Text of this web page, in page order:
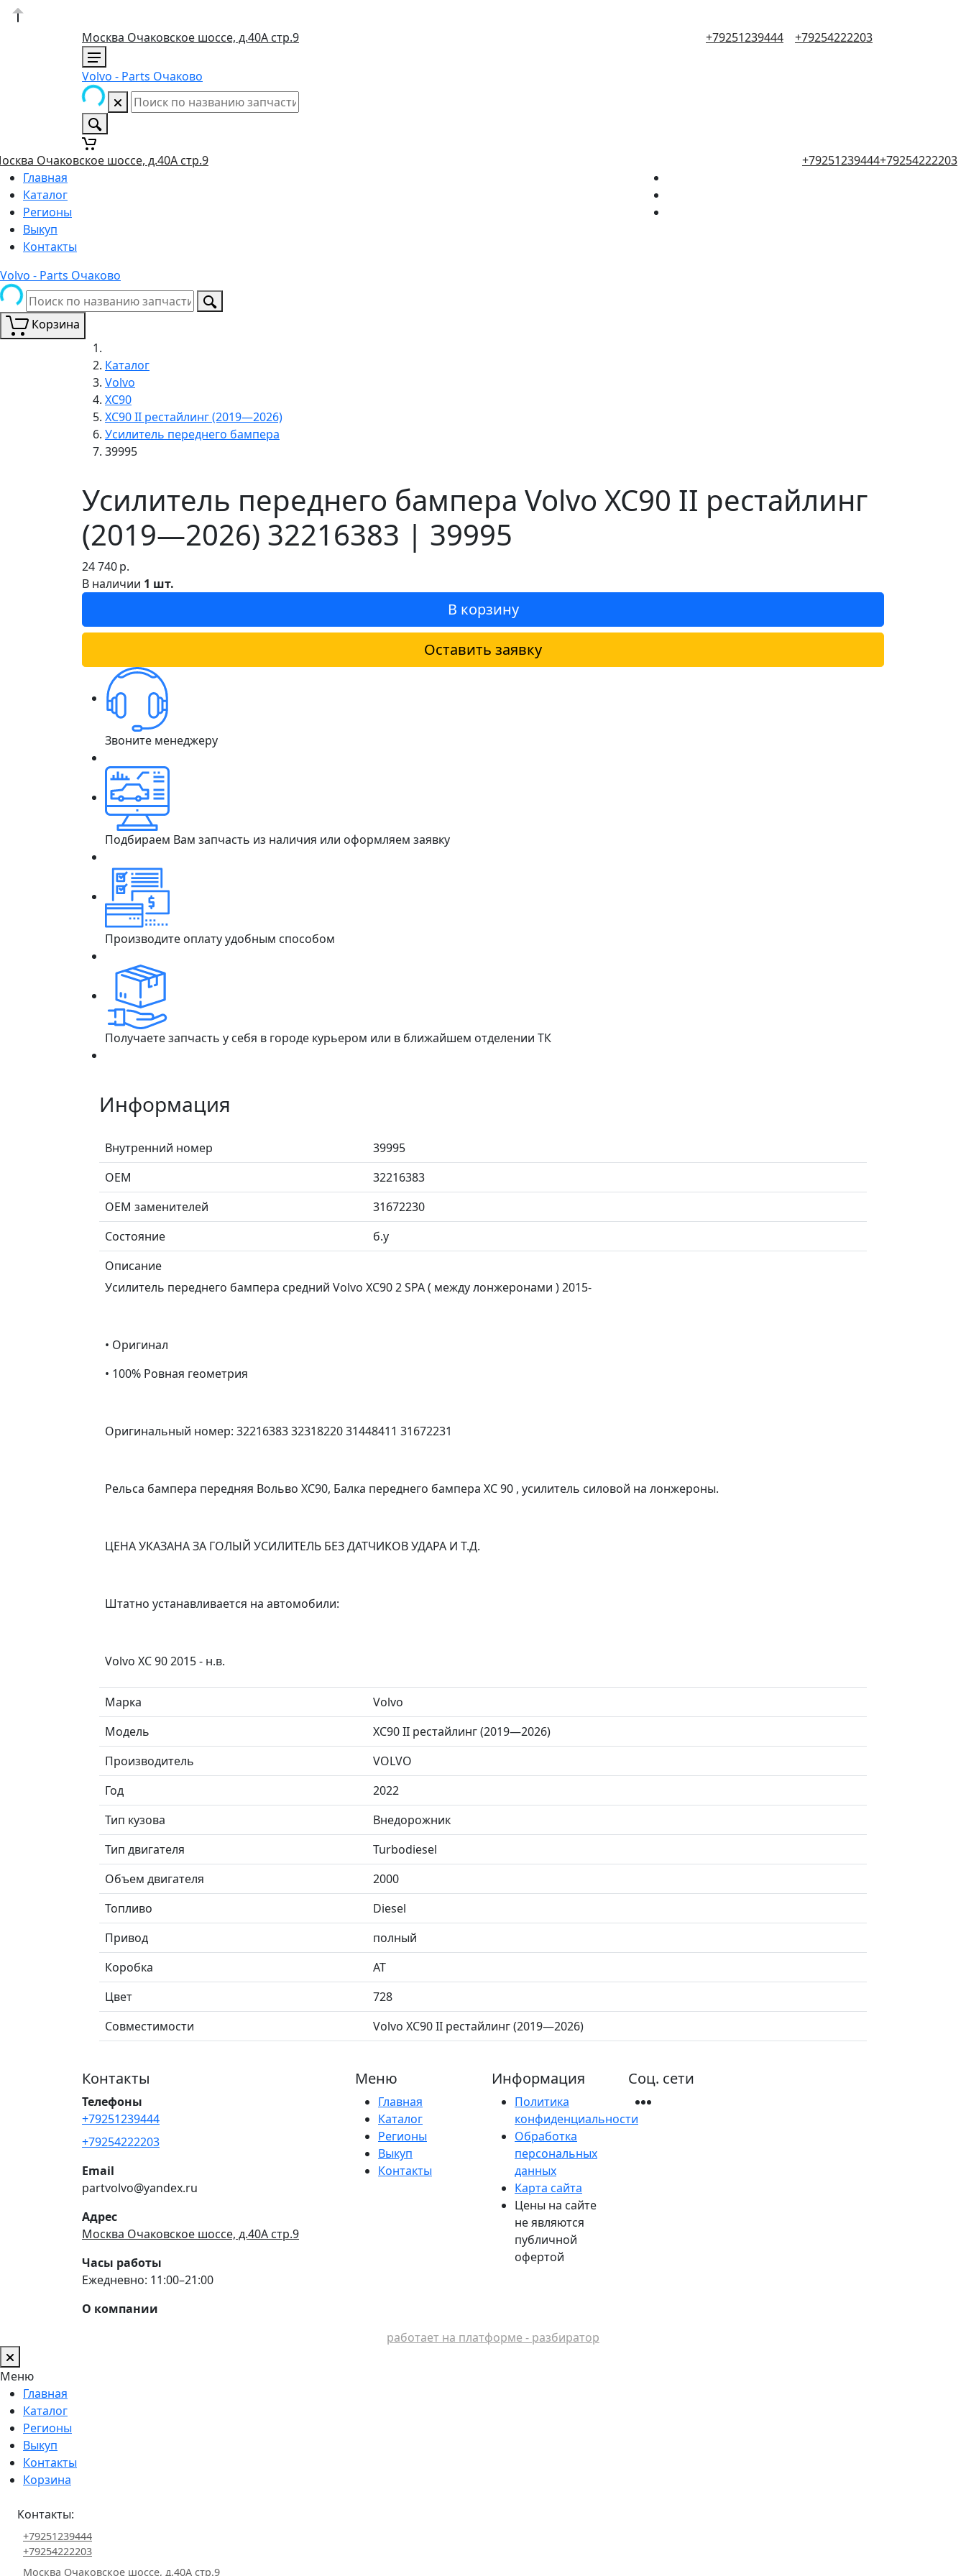
Москва Очаковское шоссе, д.40А стр.9 +79251239444 +79254222203
Volvo - Parts Очаково
Очаковское шоссе, д.40А стр.9 +79251239444+79254222203
Главная
Каталог
Регионы
Выкуп
Контакты
Volvo - Parts Очаково
Корзина
Каталог
Volvo
XC90
XC90 II рестайлинг (2019—2026)
Усилитель переднего бампера
39995
Усилитель переднего бампера Volvo XC90 II рестайлинг
(2019—2026) 32216383 | 39995
24 740р.
В наличии 1 шт.
В корзину
Оставить заявку
Звоните менеджеру
Подбираем Вам запчасть из наличия или оформляем заявку
Производите оплату удобным способом
Получаете запчасть у себя в городе курьером или в ближайшем отделении ТК
Информация
Внутренний номер
39995
ОЕМ
32216383
ОЕМ заменителей
31672230
Состояние
б.у
Описание
Усилитель переднего бампера средний Volvo XC90 2 SPA ( между лонжеронами ) 2015-
• Оригинал
• 100% Ровная геометрия
Оригинальный номер: 32216383 32318220 31448411 31672231
Рельса бампера передняя Вольво ХС90, Балка переднего бампера ХС 90 , усилитель силовой на лонжероны.
ЦЕНА УКАЗАНА ЗА ГОЛЫЙ УСИЛИТЕЛЬ БЕЗ ДАТЧИКОВ УДАРА И Т.Д.
Штатно устанавливается на автомобили:
Volvo XC 90 2015 - н.в.
Марка
Volvo
Модель
XC90 II рестайлинг (2019—2026)
Производитель
VOLVO
Год
2022
Тип кузова
Внедорожник
Тип двигателя
Turbodiesel
Объем двигателя
2000
Топливо
Diesel
Привод
полный
Коробка
AT
Цвет
728
Совместимости
Volvo XC90 II рестайлинг (2019—2026)
Контакты
Телефоны
+79251239444
+79254222203
Email
partvolvo@yandex.ru
Адрес
Москва Очаковское шоссе, д.40А стр.9
Часы работы
Ежедневно: 11:00–21:00
О компании
Меню
Главная
Каталог
Регионы
Выкуп
Контакты
Информация
Политика
конфиденциальности
Обработка
персональных
данных
Карта сайта
Цены на сайте
не являются
публичной
офертой
Соц. сети
работает на платформе - разбиратор
Меню
Главная
Каталог
Регионы
Выкуп
Контакты
Корзина
Контакты:
+79251239444
+79254222203
Москва Очаковское шоссе, д.40А стр.9